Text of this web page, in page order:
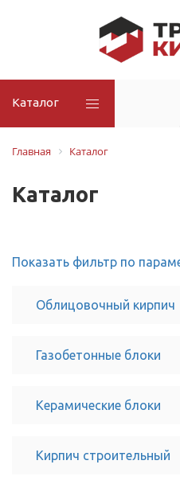
Каталог
Главная
Каталог
Каталог
Показать фильтр по
Облицовочный кирпич
Газобетонные блоки
Керамические блоки
Кирпич строительный